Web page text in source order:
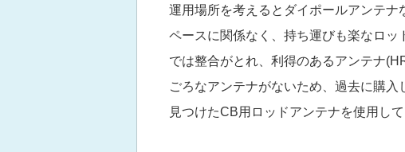
運用場所を考えるとダイポールアンテ
ペースに関係なく、持ち運びも楽なロ
では整合がとれ、利得のあるアンテナ
ごろなアンテナがないため、過去に購
見つけたCB用ロッドアンテナを使用して